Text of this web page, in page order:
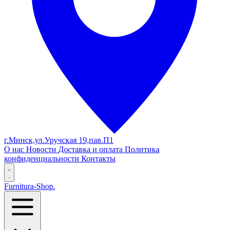
г.Минск,ул.Уручская 19,пав.П1
О нас Новости Доставка и оплата Политика
конфиденциальности Контакты
Furnitura-Shop.